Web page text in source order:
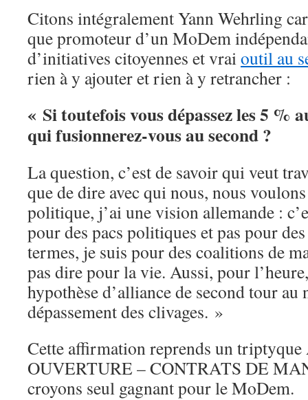
Citons intégralement Yann Wehrling
que promoteur d’un MoDem
d’initiatives citoyennes et vraioutil au
rien à y ajouter et rien à y retrancher :
« Si toutefois vous dépassez les 5 %
qui fusionnerez-vous au second ?
La question, c’est de savoir qui veut
que de dire avec qui nous, nous
politique, j’ai une vision allemande :
pour des pacs politiques et pas pour
termes, je suis pour des coalitions de
pas dire pour la vie. Aussi, pour
hypothèse d’alliance de second tour
dépassement des clivages. »
Cette affirmation reprends un
OUVERTURE – CONTRATS DE
croyons seul gagnant pour le MoDem.